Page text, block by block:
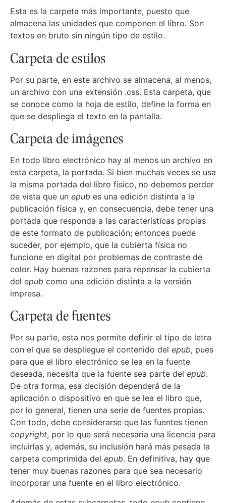
Esta es la carpeta más importante, puesto que
almacena las unidades que componen el libro. Son
textos en bruto sin ningún tipo de estilo.
Carpeta de estilos
Por su parte, en este archivo se almacena, al menos,
un archivo con una extensión .css. Esta carpeta, que
se conoce como la hoja de estilo, define la forma en
que se despliega el texto en la pantalla.
Carpeta de imágenes
En todo libro electrónico hay al menos un archivo en
esta carpeta, la portada. Si bien muchas veces se usa
la misma portada del libro físico, no debemos perder
de vista que un epub es una edición distinta a la
publicación física y, en consecuencia, debe tener una
portada que responda a las características propias
de este formato de publicación; entonces puede
suceder, por ejemplo, que la cubierta física no
funcione en digital por problemas de contraste de
color. Hay buenas razones para repensar la cubierta
del epub como una edición distinta a la versión
impresa.
Carpeta de fuentes
Por su parte, esta nos permite definir el tipo de letra
con el que se despliegue el contenido del epub, pues
para que el libro electrónico se lea en la fuente
deseada, necesita que la fuente sea parte del epub.
De otra forma, esa decisión dependerá de la
aplicación o dispositivo en que se lea el libro que,
por lo general, tienen una serie de fuentes propias.
Con todo, debe considerarse que las fuentes tienen
copyright, por lo que será necesaria una licencia para
incluirlas y, además, su inclusión hará más pesada la
carpeta comprimida del epub. En definitiva, hay que
tener muy buenas razones para que sea necesario
incorporar una fuente en el libro electrónico.